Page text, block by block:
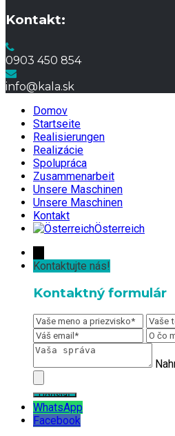
Kontakt:
0903 450 854
info@kala.sk
Domov
Startseite
Realisierungen
Realizácie
Spolupráca
Zusammenarbeit
Unsere Maschinen
Unsere Maschinen
Kontakt
Österreich
Kontaktujte nás!
Kontaktný formulár
WhatsApp
Facebook